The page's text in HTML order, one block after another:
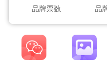
品牌票数 品